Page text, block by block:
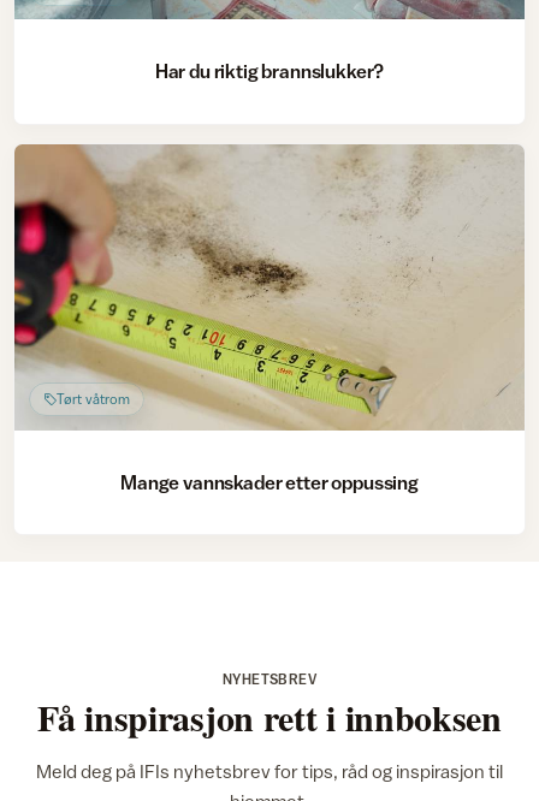
Har du riktig brannslukker?
Tørt våtrom
Mange vannskader etter oppussing
NYHETSBREV
Få inspirasjon rett i innboksen
Meld deg på IFIs nyhetsbrev for tips, råd og inspirasjon til